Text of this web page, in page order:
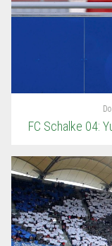
FC Schalke 04: